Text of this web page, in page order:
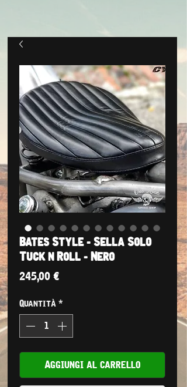
Bates Style - Sella Solo
Tuck n Roll - Nero
245,00 €Prezzo
Quantità *
Aggiungi al carrello